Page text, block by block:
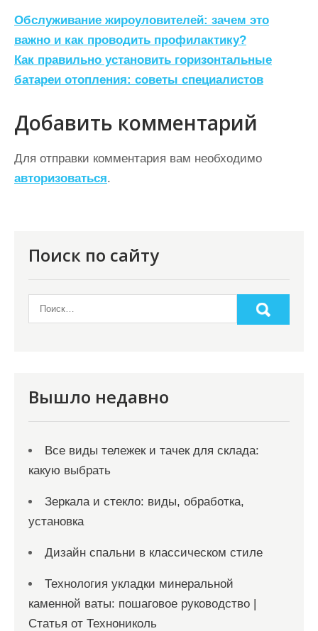
Н
а
в
и
г
а
ц
и
м
Обслуживание жироуловителей: зачем это
важно и как проводить профилактику?
Как правильно установить горизонтальные
батареи отопления: советы специалистов
Добавить комментарий
Для отправки комментария вам необходимо
авторизоваться.
Поиск по сайту
Вышло недавно
Все виды тележек и тачек для склада:
какую выбрать
Зеркала и стекло: виды, обработка,
установка
Дизайн спальни в классическом стиле
Технология укладки минеральной
каменной ваты: пошаговое руководство |
Статья от Технониколь